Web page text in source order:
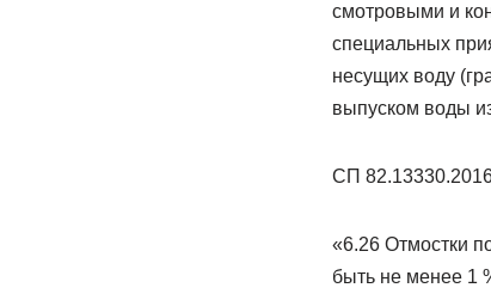
смотровыми и
специальных
несущих воду
выпуском воды
СП 82.13330.2016
«6.26 Отмостки
быть не менее 1